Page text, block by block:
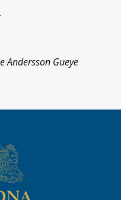
.
Andersson Gueye